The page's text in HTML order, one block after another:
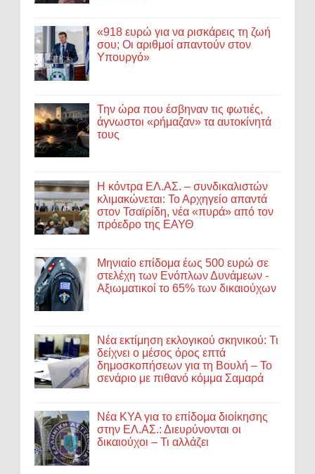
«918 ευρώ για να ρισκάρεις τη ζωή
σου; Οι αριθμοί απαντούν στον
Υπουργό»
Την ώρα που έσβηναν τις φωτιές,
άγνωστοι «ρήμαζαν» τα αυτοκίνητά
τους
Η κόντρα ΕΛ.ΑΣ. – συνδικαλιστών
κλιμακώνεται: Το Αρχηγείο απαντά
στον Τσαϊρίδη, νέα «πυρά» από τον
πρόεδρο της ΕΑΥΘ
Μηνιαίο επίδομα έως 500 ευρώ σε
στελέχη των Ενόπλων Δυνάμεων -
Αξιωματικοί το 65% των δικαιούχων
Νέα εκτίμηση εκλογικού σκηνικού: Τι
δείχνει ο μέσος όρος επτά
δημοσκοπήσεων για τη Βουλή – Το
σενάριο με πιθανό κόμμα Σαμαρά
Νέα ΚΥΑ για το επίδομα διοίκησης
στην ΕΛ.ΑΣ.: Διευρύνονται οι
δικαιούχοι – Τι αλλάζει